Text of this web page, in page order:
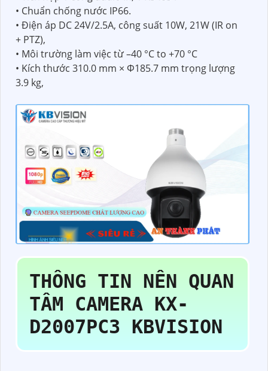
• Chuẩn chống nước IP66.
• Điện áp DC 24V/2.5A, công suất 10W, 21W (IR on
+ PTZ),
• Môi trường làm việc từ –40 °C to +70 °C
• Kích thước 310.0 mm × Φ185.7 mm trọng lượng
3.9 kg,
THÔNG TIN NÊN QUAN
TÂM CAMERA KX-
D2007PC3 KBVISION